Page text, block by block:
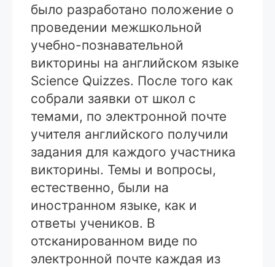
было разработано положение о
проведении межшкольной
учебно-познавательной
викторины на английском языке
Science Quizzes. После того как
собрали заявки от школ с
темами, по электронной почте
учителя английского получили
задания для каждого участника
викторины. Темы и вопросы,
естественно, были на
иностранном языке, как и
ответы учеников. В
отсканированном виде по
электронной почте каждая из